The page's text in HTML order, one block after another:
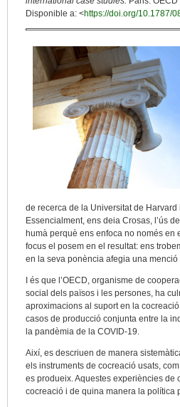
Disponible a: <https://doi.org/10.1787/
de recerca de la Universitat de
Essencialment, ens deia Crosas, l’ús
humà perquè ens enfoca no només en
focus el posem en el resultat: ens
en la seva ponència afegia una
I és que l’OECD, organisme de
social dels països i les persones, ha
aproximacions al suport en la
casos de producció conjunta entre la
la pandèmia de la COVID-19.
Així, es descriuen de manera
els instruments de cocreació usats,
es produeix. Aquestes experiències
cocreació i de quina manera la política